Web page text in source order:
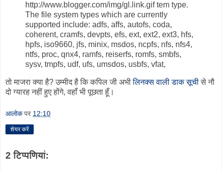
http://www.blogger.com/img/gl.link.gif tem type.
The file system types which are currently
supported include: adfs, affs, autofs, coda,
coherent, cramfs, devpts, efs, ext, ext2, ext3, hfs,
hpfs, iso9660, jfs, minix, msdos, ncpfs, nfs, nfs4,
ntfs, proc, qnx4, ramfs, reiserfs, romfs, smbfs,
sysv, tmpfs, udf, ufs, umsdos, usbfs, vfat,
तो माजरा क्या है? उम्मीद है कि कपिल जी अभीलिनक्स वाली डाक सूचीसे नौ
दो ग्यारह नहीं हुए होंगे, वहाँ भी पूछता हूँ।
आलोक पर 12:10
शेयर करें
2 टिप्‍पणियां: